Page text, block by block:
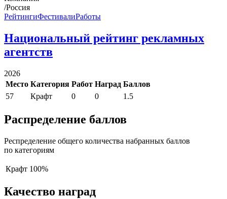
/Россия
РейтингиФестивалиРаботы
Национальный рейтинг рекламных
агентств
2026
Место Категория Работ Наград Баллов
57
Крафт 0 0 1.5
Распределение баллов
Респределение общего количества набранных баллов
по категориям
Крафт 100%
Качество наград